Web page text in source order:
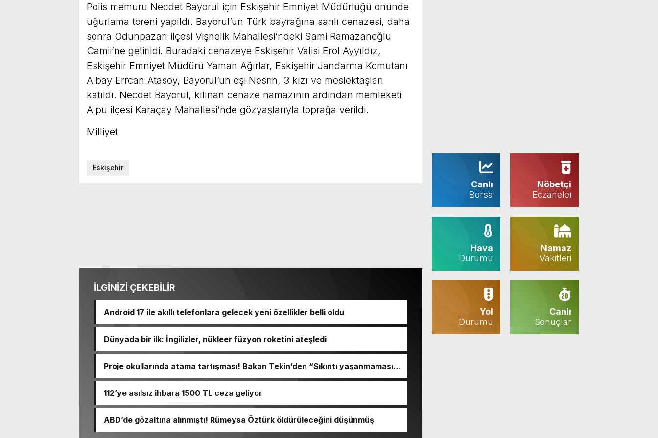
Canlı
Borsa
Nöbetçi
Eczaneler
Hava
Durumu
Namaz
Vakitleri
Yol
Durumu
Canlı
Sonuçlar
Polis memuru Necdet Bayorul için Eskişehir Emniyet Müdürlüğü önünde
uğurlama töreni yapıldı. Bayorul’un Türk bayrağına sarılı cenazesi, daha
sonra Odunpazarı ilçesi Vişnelik Mahallesi’ndeki Sami Ramazanoğlu
Camii’ne getirildi. Buradaki cenazeye Eskişehir Valisi Erol Ayyıldız,
Eskişehir Emniyet Müdürü Yaman Ağırlar, Eskişehir Jandarma Komutanı
Albay Errcan Atasoy, Bayorul’un eşi Nesrin, 3 kızı ve meslektaşları
katıldı. Necdet Bayorul, kılınan cenaze namazının ardından memleketi
Alpu ilçesi Karaçay Mahallesi’nde gözyaşlarıyla toprağa verildi.
Milliyet
Eskişehir
İLGİNİZİ ÇEKEBİLİR
Android 17 ile akıllı telefonlara gelecek yeni özellikler belli oldu
Dünyada bir ilk: İngilizler, nükleer füzyon roketini ateşledi
Proje okullarında atama tartışması! Bakan Tekin’den “Sıkıntı yaşanmaması
112’ye asılsız ihbara 1500 TL ceza geliyor
ABD’de gözaltına alınmıştı! Rümeysa Öztürk öldürüleceğini düşünmüş